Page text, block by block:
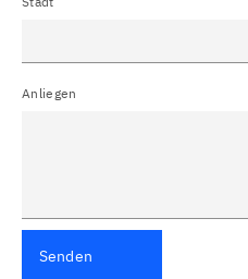
Anliegen
Senden